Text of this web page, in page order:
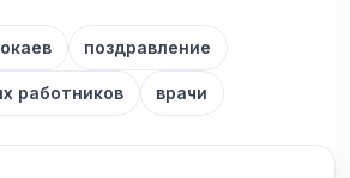
поздравление
работников врачи